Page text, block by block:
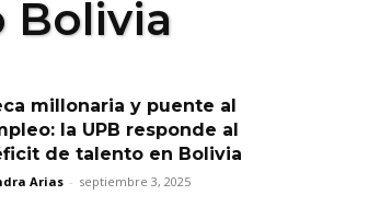
Bolivia
millonaria y puente al
la UPB responde al
de talento en Bolivia
Arias - septiembre 3, 2025